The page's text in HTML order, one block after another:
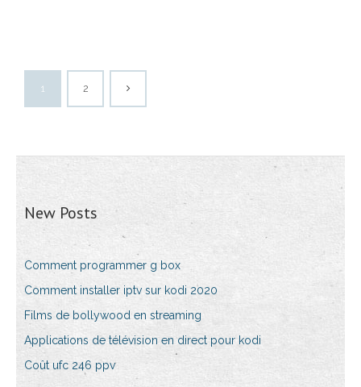
1 2
New Posts
Comment programmer g box
Comment installer iptv sur kodi 2020
Films de bollywood en streaming
Applications de télévision en direct pour kodi
Coût ufc 246 ppv